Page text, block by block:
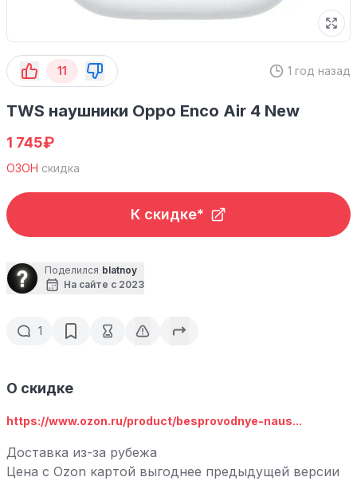
11 1 год назад
TWS наушники Oppo Enco Air 4 New
1 745₽
ОЗОН скидка
К скидке*
Поделился blatnoy
На сайте с 2023
1
О скидке
https://www.ozon.ru/product/besprovodnye-naus...
Доставка из-за рубежа
Цена с Ozon картой выгоднее предыдущей версии